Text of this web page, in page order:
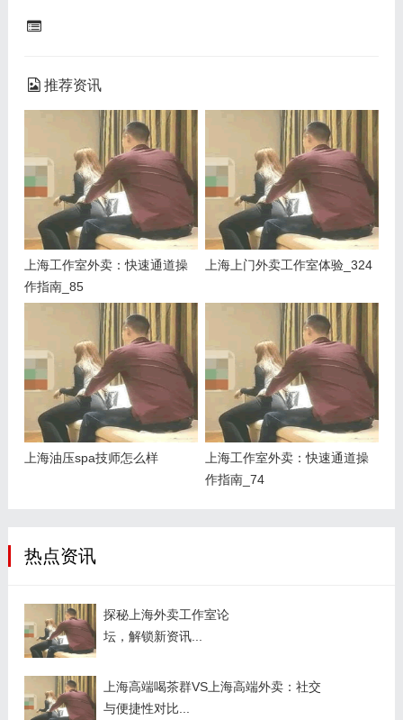
推荐资讯
上海工作室外卖：快速通道操
作指南_85
上海上门外卖工作室体验_324
上海油压spa技师怎么样
上海工作室外卖：快速通道操
作指南_74
热点资讯
探秘上海外卖工作室论
坛，解锁新资讯...
上海高端喝茶群VS上海高端外卖：社交
与便捷性对比...